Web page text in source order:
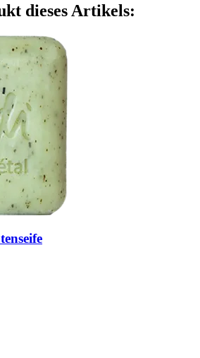
dieses Artikels: